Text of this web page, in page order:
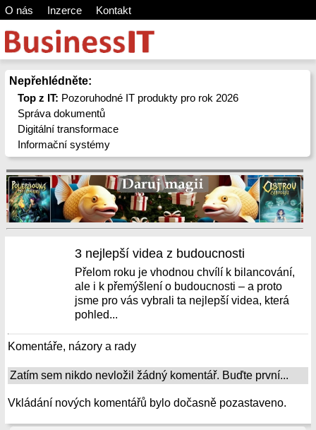
O nás Inzerce Kontakt
Nepřehlédněte:
Top z IT: Pozoruhodné IT produkty pro rok 2026
Správa dokumentů
Digitální transformace
Informační systémy
3 nejlepší videa z budoucnosti
Přelom roku je vhodnou chvílí k bilancování,
ale i k přemýšlení o budoucnosti – a proto
jsme pro vás vybrali ta nejlepší videa, která
pohled...
Komentáře, názory a rady
Zatím sem nikdo nevložil žádný komentář. Buďte první...
Vkládání nových komentářů bylo dočasně pozastaveno.